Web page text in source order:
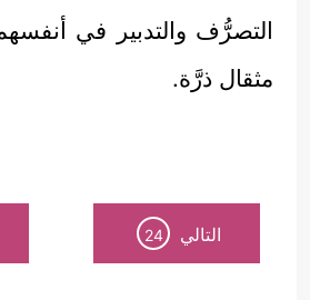
التصرُّف والتدبير في
مثقال ذرَّة.
التالي 24